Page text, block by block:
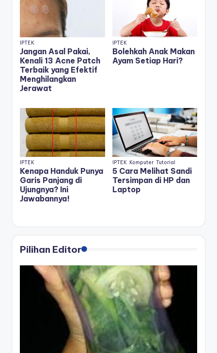
IPTEK
Jangan Asal Pakai,
Kenali 13 Acne Patch
Terbaik yang Efektif
Menghilangkan
Jerawat
IPTEK
Bolehkah Anak Makan
Ayam Setiap Hari?
IPTEK
Kenapa Handuk Punya
Garis Panjang di
Ujungnya? Ini
Jawabannya!
IPTEK Komputer Tutorial
5 Cara Melihat Sandi
Tersimpan di HP dan
Laptop
Pilihan Editor